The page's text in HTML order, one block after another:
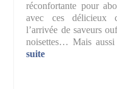
réconfortante pour
avec ces délicieux
l’arrivée de saveurs
noisettes… Mais
suite­­